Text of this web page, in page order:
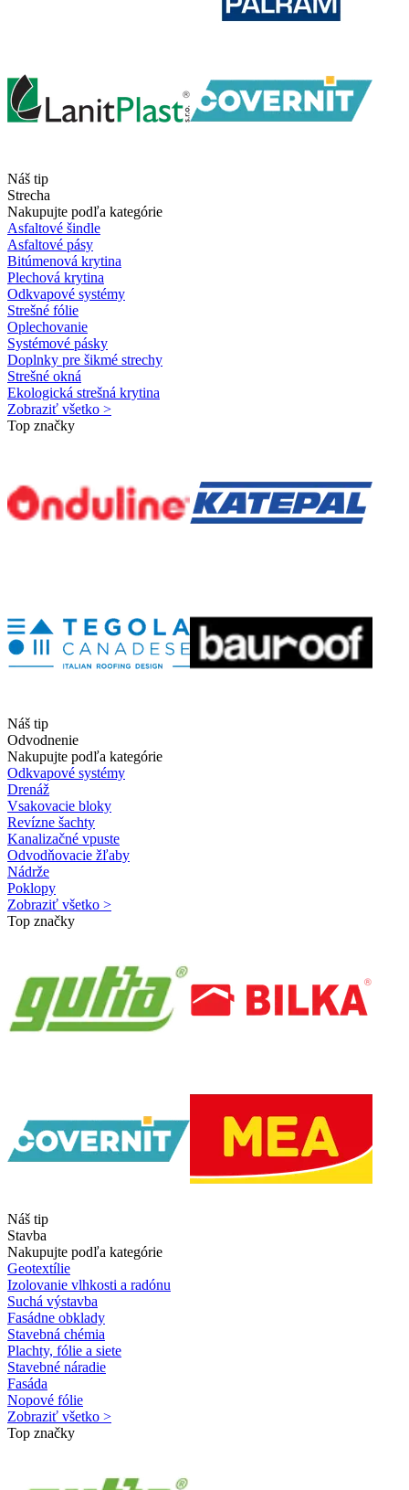
Náš tip
Strecha
Nakupujte podľa kategórie
Asfaltové šindle
Asfaltové pásy
Bitúmenová krytina
Plechová krytina
Odkvapové systémy
Strešné fólie
Oplechovanie
Systémové pásky
Doplnky pre šikmé strechy
Strešné okná
Ekologická strešná krytina
Zobraziť všetko >
Top značky
Náš tip
Odvodnenie
Nakupujte podľa kategórie
Odkvapové systémy
Drenáž
Vsakovacie bloky
Revízne šachty
Kanalizačné vpuste
Odvodňovacie žľaby
Nádrže
Poklopy
Zobraziť všetko >
Top značky
Náš tip
Stavba
Nakupujte podľa kategórie
Geotextílie
Izolovanie vlhkosti a radónu
Suchá výstavba
Fasádne obklady
Stavebná chémia
Plachty, fólie a siete
Stavebné náradie
Fasáda
Nopové fólie
Zobraziť všetko >
Top značky